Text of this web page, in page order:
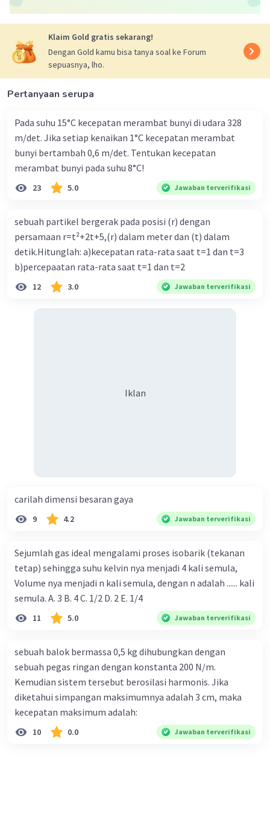
Klaim Gold gratis sekarang!
Dengan Gold kamu bisa tanya soal ke Forum
sepuasnya, lho.
Pertanyaan serupa
Pada suhu 15°C kecepatan merambat bunyi di udara 328
m/det. Jika setiap kenaikan 1°C kecepatan merambat
bunyi bertambah 0,6 m/det. Tentukan kecepatan
merambat bunyi pada suhu 8°C!
23 5.0 Jawaban terverifikasi
sebuah partikel bergerak pada posisi (r) dengan
persamaan r=t²+2t+5,(r) dalam meter dan (t) dalam
detik.Hitunglah: a)kecepatan rata-rata saat t=1 dan t=3
b)percepaatan rata-rata saat t=1 dan t=2
12 3.0 Jawaban terverifikasi
Iklan
carilah dimensi besaran gaya
9 4.2 Jawaban terverifikasi
Sejumlah gas ideal mengalami proses isobarik (tekanan
tetap) sehingga suhu kelvin nya menjadi 4 kali semula,
Volume nya menjadi n kali semula, dengan n adalah ...... kali
semula. A. 3 B. 4 C. 1/2 D. 2 E. 1/4
11 5.0 Jawaban terverifikasi
sebuah balok bermassa 0,5 kg dihubungkan dengan
sebuah pegas ringan dengan konstanta 200 N/m.
Kemudian sistem tersebut berosilasi harmonis. Jika
diketahui simpangan maksimumnya adalah 3 cm, maka
kecepatan maksimum adalah:
10 0.0 Jawaban terverifikasi